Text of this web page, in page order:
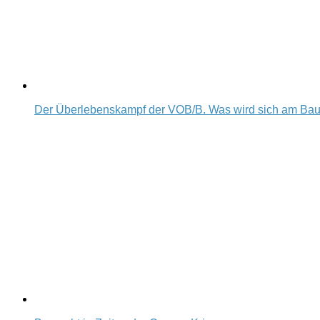
Der Überlebenskampf der VOB/B. Was wird sich am